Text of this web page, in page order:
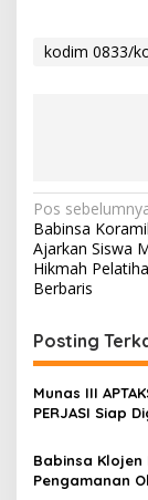
kodim 0833/
N
a
v
i
g
a
s
i
p
o
Pos
Babinsa
Ajarkan Siswa
Hikmah
Berbaris
Posting
Munas III
PERJASI Siap
Regenerasi
Babinsa Klojen
Pengamanan